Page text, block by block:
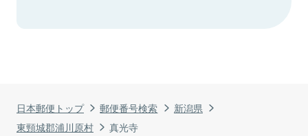
日本郵便トップ 郵便番号検索
新潟県
東頸城郡浦川原村
真光寺